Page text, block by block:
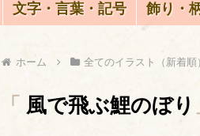
文字・言葉・記号 飾り・
ホーム 全てのイラスト（新着順
「 風で飛ぶ鯉のぼり